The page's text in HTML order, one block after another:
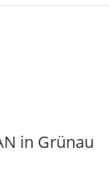
in Grünau